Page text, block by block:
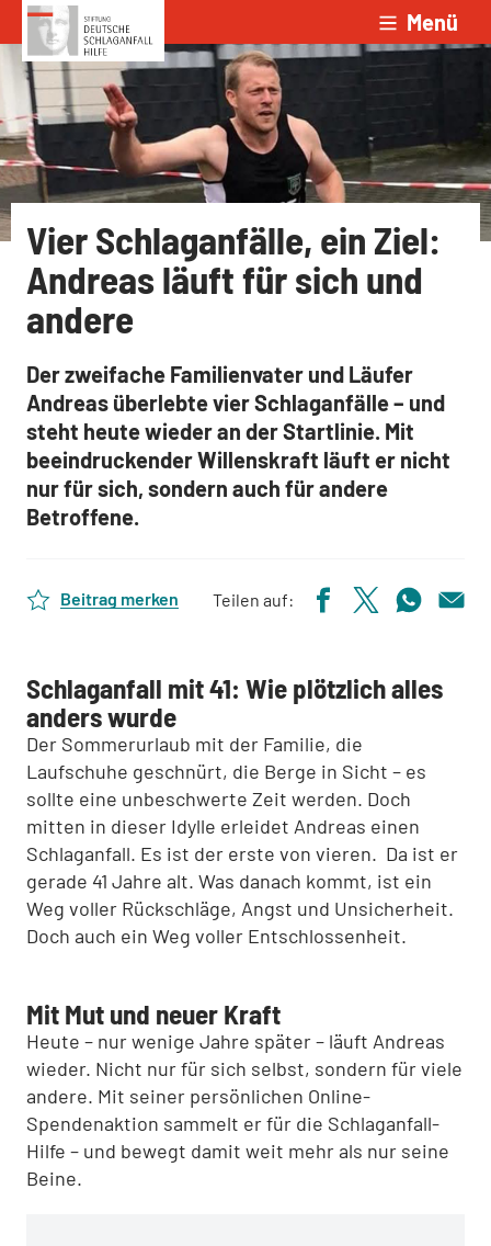
Zum Inhalt springen Menü
Vier Schlaganfälle, ein Ziel:
Andreas läuft für sich und
andere
Der zweifache Familienvater und Läufer
Andreas überlebte vier Schlaganfälle – und
steht heute wieder an der Startlinie. Mit
beeindruckender Willenskraft läuft er nicht
nur für sich, sondern auch für andere
Betroffene.
Beitrag merken Teilen auf:
Schlaganfall mit 41: Wie plötzlich alles
anders wurde
Der Sommerurlaub mit der Familie, die
Laufschuhe geschnürt, die Berge in Sicht – es
sollte eine unbeschwerte Zeit werden. Doch
mitten in dieser Idylle erleidet Andreas einen
Schlaganfall. Es ist der erste von vieren. Da ist er
gerade 41 Jahre alt. Was danach kommt, ist ein
Weg voller Rückschläge, Angst und Unsicherheit.
Doch auch ein Weg voller Entschlossenheit.
Mit Mut und neuer Kraft
Heute – nur wenige Jahre später – läuft Andreas
wieder. Nicht nur für sich selbst, sondern für viele
andere. Mit seiner persönlichen Online-
Spendenaktion sammelt er für die Schlaganfall-
Hilfe – und bewegt damit weit mehr als nur seine
Beine.